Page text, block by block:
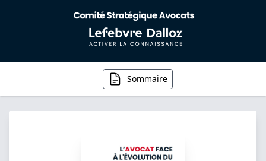
Sommaire